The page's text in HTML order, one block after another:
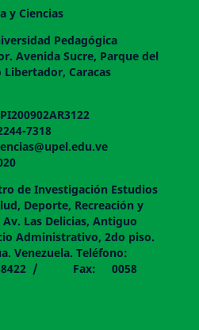
y Ciencias
Pedagógica
Avenida Sucre, Parque del
Caracas
7318
de Investigación Estudios
Deporte, Recreación y
Av. Las Delicias, Antiguo
Administrativo, 2do piso.
Venezuela. Teléfono:
/ Fax: 0058